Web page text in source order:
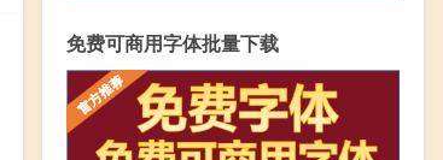
免费可商用字体批量下载